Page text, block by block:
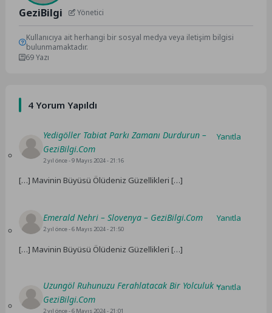
GeziBilgi Yönetici
Kullanıcıya ait herhangi bir sosyal medya veya iletişim bilgisi
bulunmamaktadır.
69 Yazı
4 Yorum Yapıldı
Yedigöller Tabiat Parkı Zamanı Durdurun –
GeziBilgi.Com
2 yıl önce- 9 Mayıs 2024 - 21:16
[…] Mavinin Büyüsü Ölüdeniz Güzellikleri […]
Yanıtla
Emerald Nehri – Slovenya – GeziBilgi.Com
2 yıl önce- 6 Mayıs 2024 - 21:50
[…] Mavinin Büyüsü Ölüdeniz Güzellikleri […]
Yanıtla
Uzungöl Ruhunuzu Ferahlatacak Bir Yolculuk –
GeziBilgi.Com
2 yıl önce- 6 Mayıs 2024 - 21:01
Yanıtla